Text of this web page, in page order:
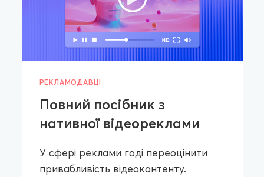
РЕКЛАМОДАВЦІ
Повний посібник з
нативної відеореклами
У сфері реклами годі переоцінити
привабливість відеоконтенту.